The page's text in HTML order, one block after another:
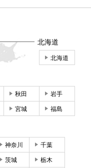
北海道
北海道
秋田 岩手
宮城 福島
神奈川 千葉
茨城 栃木